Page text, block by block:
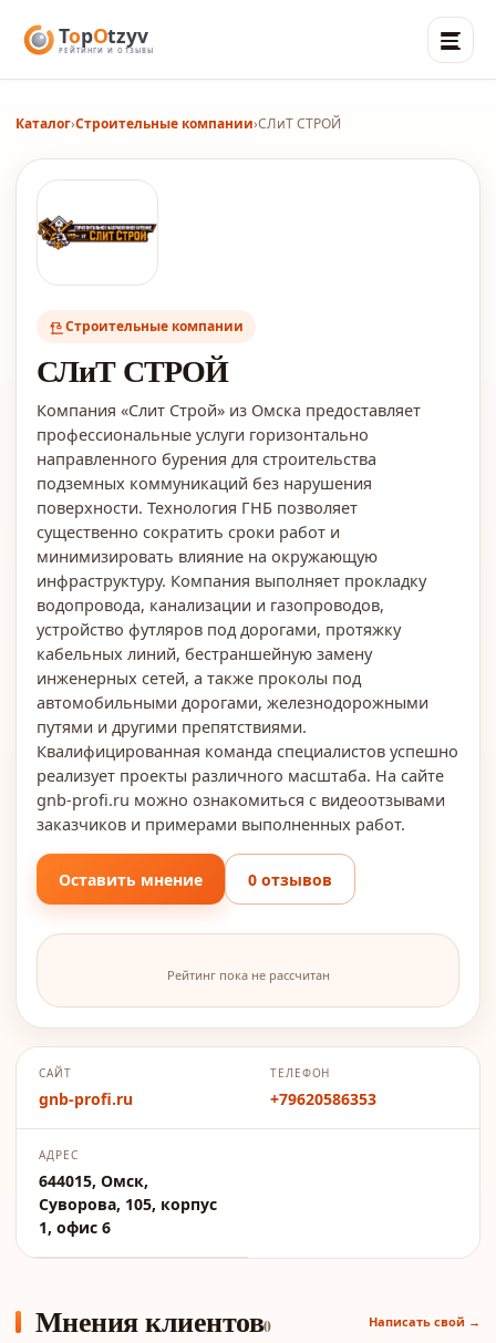
Каталог›Строительные компании›СЛиТ СТРОЙ
Строительные компании
СЛиТ СТРОЙ
Компания «Слит Строй» из Омска предоставляет
профессиональные услуги горизонтально
направленного бурения для строительства
подземных коммуникаций без нарушения
поверхности. Технология ГНБ позволяет
существенно сократить сроки работ и
минимизировать влияние на окружающую
инфраструктуру. Компания выполняет прокладку
водопровода, канализации и газопроводов,
устройство футляров под дорогами, протяжку
кабельных линий, бестраншейную замену
инженерных сетей, а также проколы под
автомобильными дорогами, железнодорожными
путями и другими препятствиями.
Квалифицированная команда специалистов успешно
реализует проекты различного масштаба. На сайте
gnb-profi.ru можно ознакомиться с видеоотзывами
заказчиков и примерами выполненных работ.
Оставить мнение 0 отзывов
Рейтинг пока не рассчитан
САЙТ
gnb-profi.ru
ТЕЛЕФОН
+79620586353
АДРЕС
644015, Омск,
Суворова, 105, корпус
1, офис 6
Мнения клиентов0 Написать свой →